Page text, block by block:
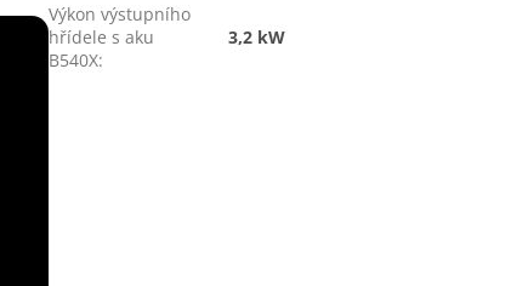
Výkon výstupního
hřídele s aku
B540X:
3,2 kW